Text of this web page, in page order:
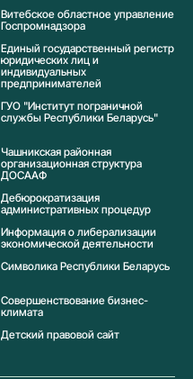
Витебское областное управление
Госпромнадзора
Единый государственный регистр
юридических лиц и
индивидуальных
предпринимателей
ГУО "Институт пограничной
службы Республики Беларусь"
Чашникская районная
организационная структура
ДОСААФ
Дебюрократизация
административных процедур
Информация о либерализации
экономической деятельности
Символика Реcпублики Беларусь
Совершенствование бизнес-
климата
Детский правовой сайт